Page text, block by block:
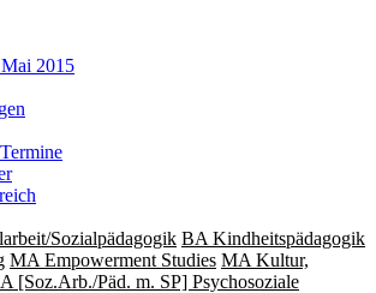
2015
Sozialpädagogik BA Kindheitspädagogik
MA Empowerment Studies MA Kultur,
[Soz.Arb./Päd. m. SP] Psychosoziale